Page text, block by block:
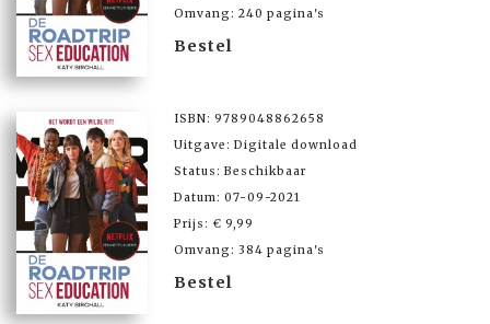
Omvang: 240 pagina's
Bestel
ISBN: 9789048862658
Uitgave: Digitale download
Status: Beschikbaar
Datum: 07-09-2021
Prijs: € 9,99
Omvang: 384 pagina's
Bestel